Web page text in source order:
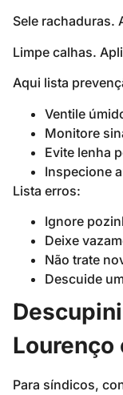
Sele rachaduras.
Limpe calhas.
Aqui lista
Ventile
Monitore
Evite lenha
Inspecione
Lista erros:
Ignore
Deixe
Não trate
Descuide
Lourenço
Para síndicos,